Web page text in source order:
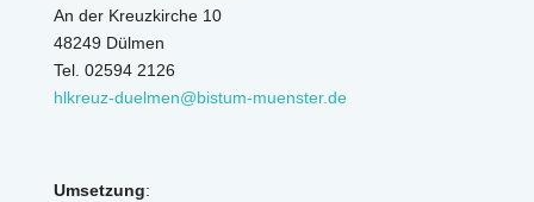
An der Kreuzkirche 10
48249 Dülmen
Tel. 02594 2126
hlkreuz-duelmen@bistum-muenster.de
Umsetzung: